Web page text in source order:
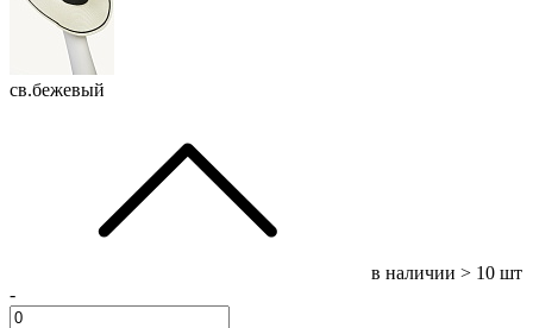
св.бежевый
в наличии > 10 шт
-